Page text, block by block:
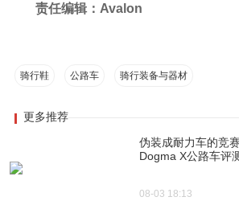
责任编辑：Avalon
骑行鞋 公路车 骑行装备与器材
更多推荐
伪装成耐力车的竞
Dogma X公路车评
08-03 18:13